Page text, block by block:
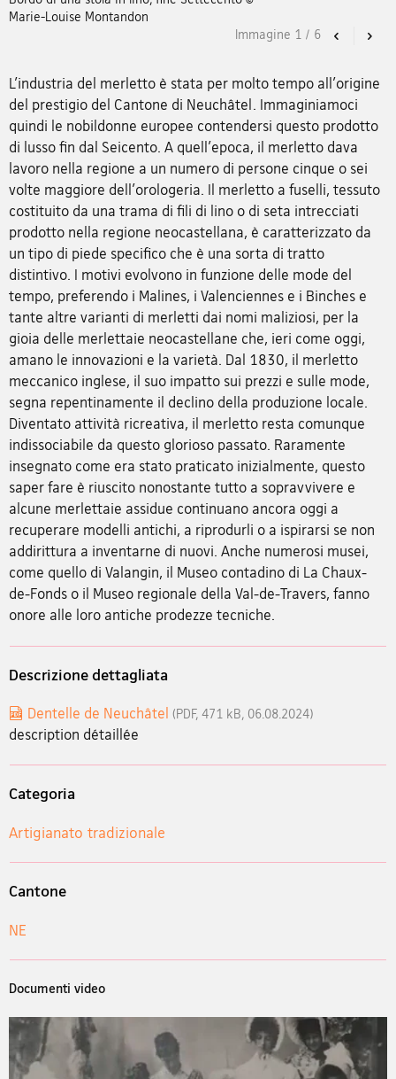
Marie-Louise Montandon
Previous
Immagine 1 / 6
L'industria del merletto è stata per molto tempo all'origine
del prestigio del Cantone di Neuchâtel. Immaginiamoci
quindi le nobildonne europee contendersi questo prodotto
di lusso fin dal Seicento. A quell'epoca, il merletto dava
lavoro nella regione a un numero di persone cinque o sei
volte maggiore dell'orologeria. Il merletto a fuselli, tessuto
costituito da una trama di fili di lino o di seta intrecciati
prodotto nella regione neocastellana, è caratterizzato da
un tipo di piede specifico che è una sorta di tratto
distintivo. I motivi evolvono in funzione delle mode del
tempo, preferendo i Malines, i Valenciennes e i Binches e
tante altre varianti di merletti dai nomi maliziosi, per la
gioia delle merlettaie neocastellane che, ieri come oggi,
amano le innovazioni e la varietà. Dal 1830, il merletto
meccanico inglese, il suo impatto sui prezzi e sulle mode,
segna repentinamente il declino della produzione locale.
Diventato attività ricreativa, il merletto resta comunque
indissociabile da questo glorioso passato. Raramente
insegnato come era stato praticato inizialmente, questo
saper fare è riuscito nonostante tutto a sopravvivere e
alcune merlettaie assidue continuano ancora oggi a
recuperare modelli antichi, a riprodurli o a ispirarsi se non
addirittura a inventarne di nuovi. Anche numerosi musei,
come quello di Valangin, il Museo contadino di La Chaux-
de-Fonds o il Museo regionale della Val-de-Travers, fanno
onore alle loro antiche prodezze tecniche.
Descrizione dettagliata
Dentelle de Neuchâtel (PDF, 471 kB, 06.08.2024)
description détaillée
Categoria
Artigianato tradizionale
Cantone
NE
Documenti video